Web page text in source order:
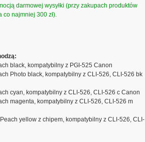
darmowej wysyłki (przy zakupach produktów
co najmniej 300 zł).
black, kompatybilny z PGI-525 Canon
Photo black, kompatybilny z CLI-526, CLI-526 bk
cyan, kompatybilny z CLI-526, CLI-526 c Canon
magenta, kompatybilny z CLI-526, CLI-526 m
yellow z chipem, kompatybilny z CLI-526, CLI-